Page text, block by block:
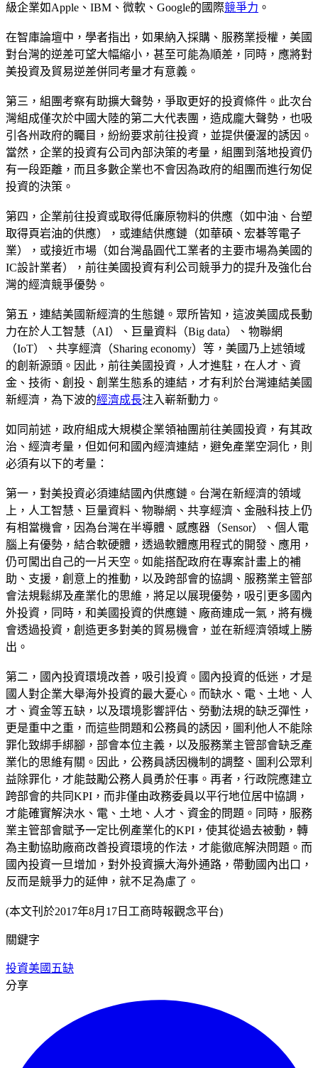
級企業如Apple、IBM、微軟、Google的國際競爭力 。
在智庫論壇中，學者指出，如果納入採購、服務業授權，美國
對台灣的逆差可望大幅縮小，甚至可能為順差，同時，應將對
美投資及貿易逆差併同考量才有意義。
第三，組團考察有助擴大聲勢，爭取更好的投資條件。此次台
灣組成僅次於中國大陸的第二大代表團，造成龐大聲勢，也吸
引各州政府的矚目，紛紛要求前往投資，並提供優渥的誘因。
當然，企業的投資有公司內部決策的考量，組團到落地投資仍
有一段距離，而且多數企業也不會因為政府的組團而進行匆促
投資的決策。
第四，企業前往投資或取得低廉原物料的供應（如中油、台塑
取得頁岩油的供應），或連結供應鏈（如華碩、宏碁等電子
業），或接近市場（如台灣晶圓代工業者的主要市場為美國的
IC設計業者），前往美國投資有利公司競爭力的提升及強化台
灣的經濟競爭優勢。
第五，連結美國新經濟的生態鏈。眾所皆知，這波美國成長動
力在於人工智慧（AI）、巨量資料（Big data）、物聯網
（IoT）、共享經濟（Sharing economy）等，美國乃上述領域
的創新源頭。因此，前往美國投資，人才進駐，在人才、資
金、技術、創投、創業生態系的連結，才有利於台灣連結美國
新經濟，為下波的經濟成長注入嶄新動力。
如同前述，政府組成大規模企業領袖團前往美國投資，有其政
治、經濟考量，但如何和國內經濟連結，避免產業空洞化，則
必須有以下的考量：
第一，對美投資必須連結國內供應鏈。台灣在新經濟的領域
上，人工智慧、巨量資料、物聯網、共享經濟、金融科技上仍
有相當機會，因為台灣在半導體、感應器（Sensor）、個人電
腦上有優勢，結合軟硬體，透過軟體應用程式的開發、應用，
仍可闖出自己的一片天空。如能搭配政府在專案計畫上的補
助、支援，創意上的推動，以及跨部會的協調、服務業主管部
會法規鬆綁及產業化的思維，將足以展現優勢，吸引更多國內
外投資，同時，和美國投資的供應鏈、廠商連成一氣，將有機
會透過投資，創造更多對美的貿易機會，並在新經濟領域上勝
出。
第二，國內投資環境改善，吸引投資。國內投資的低迷，才是
國人對企業大舉海外投資的最大憂心。而缺水、電、土地、人
才、資金等五缺，以及環境影響評估、勞動法規的缺乏彈性，
更是重中之重，而這些問題和公務員的誘因，圖利他人不能除
罪化致綁手綁腳，部會本位主義，以及服務業主管部會缺乏產
業化的思維有關。因此，公務員誘因機制的調整、圖利公眾利
益除罪化，才能鼓勵公務人員勇於任事。再者，行政院應建立
跨部會的共同KPI，而非僅由政務委員以平行地位居中協調，
才能確實解決水、電、土地、人才、資金的問題。同時，服務
業主管部會賦予一定比例產業化的KPI，使其從過去被動，轉
為主動協助廠商改善投資環境的作法，才能徹底解決問題。而
國內投資一旦增加，對外投資擴大海外通路，帶動國內出口，
反而是競爭力的延伸，就不足為慮了。
(本文刊於2017年8月17日工商時報觀念平台)
關鍵字
投資美國 五缺
分享